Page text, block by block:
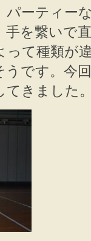
パーティー
手を繋いで
って種類が
です。今
てきました